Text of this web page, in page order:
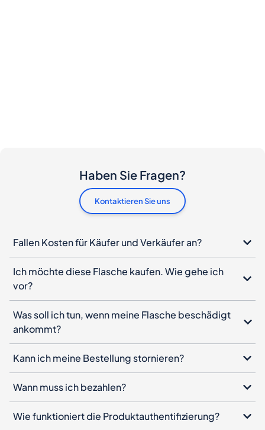
Haben Sie Fragen?
Kontaktieren Sie uns
Fallen Kosten für Käufer und Verkäufer an?
Ich möchte diese Flasche kaufen. Wie gehe ich
vor?
Was soll ich tun, wenn meine Flasche beschädigt
ankommt?
Kann ich meine Bestellung stornieren?
Wann muss ich bezahlen?
Wie funktioniert die Produktauthentifizierung?